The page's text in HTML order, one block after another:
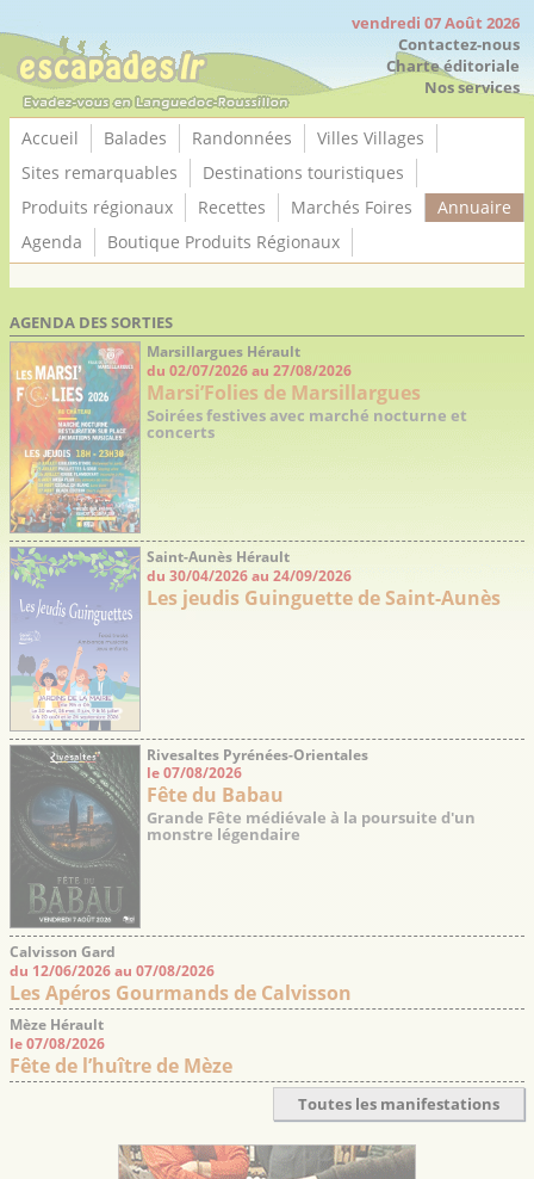
vendredi 07 Août 2026
Contactez-nous
Charte éditoriale
Nos services
Accueil Balades Randonnées
Villes Villages
Sites remarquables
Destinations touristiques
Produits régionaux
Recettes Marchés Foires
Annuaire
Agenda
Boutique Produits Régionaux
AGENDA DES SORTIES
Marsillargues Hérault
du 02/07/2026 au 27/08/2026
Marsi’Folies de Marsillargues
Soirées festives avec marché nocturne et
concerts
Saint-Aunès Hérault
du 30/04/2026 au 24/09/2026
Les jeudis Guinguette de Saint-Aunès
Rivesaltes Pyrénées-Orientales
le 07/08/2026
Fête du Babau
Grande Fête médiévale à la poursuite d'un
monstre légendaire
Calvisson Gard
du 12/06/2026 au 07/08/2026
Les Apéros Gourmands de Calvisson
Mèze Hérault
le 07/08/2026
Fête de l’huître de Mèze
Toutes les manifestations
Nos services
Référencez
votre activité
Diffusez votre
publicité
Communiquez
vos agendas
Mentions
légales /
Conditions
Générales
d'Utilisation
EscapadesLR
Conditions
Générales de
Vente
nous
EscapadesLR